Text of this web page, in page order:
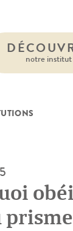
notre institut